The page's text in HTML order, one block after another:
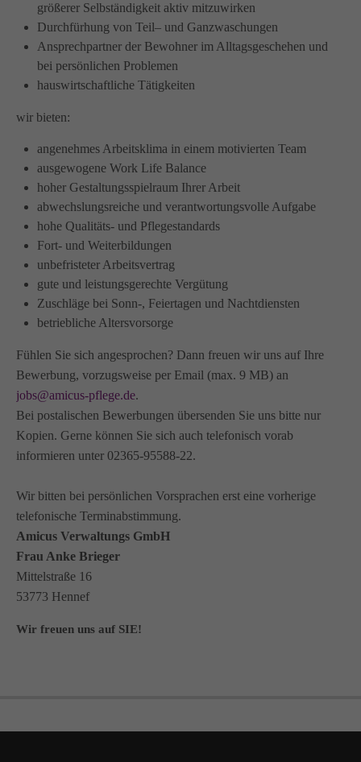
Schreiben Sie uns per Email
info@amicus-pflege.de
größerer Selbständigkeit aktiv mitzuwirken
Durchfürhung von Teil– und Ganzwaschungen
Ansprechpartner der Bewohner im Alltagsgeschehen und
bei persönlichen Problemen
hauswirtschaftliche Tätigkeiten
wir bieten:
angenehmes Arbeitsklima in einem motivierten Team
ausgewogene Work Life Balance
hoher Gestaltungsspielraum Ihrer Arbeit
abwechslungsreiche und verantwortungsvolle Aufgabe
hohe Qualitäts- und Pflegestandards
Fort- und Weiterbildungen
unbefristeter Arbeitsvertrag
gute und leistungsgerechte Vergütung
Zuschläge bei Sonn-, Feiertagen und Nachtdiensten
betriebliche Altersvorsorge
Fühlen Sie sich angesprochen? Dann freuen wir uns auf Ihre
Bewerbung, vorzugsweise per Email (max. 9 MB) an
jobs@amicus-pflege.de.
Bei postalischen Bewerbungen übersenden Sie uns bitte nur
Kopien. Gerne können Sie sich auch telefonisch vorab
informieren unter 02365-95588-22.
Wir bitten bei persönlichen Vorsprachen erst eine vorherige
telefonische Terminabstimmung.
Amicus Verwaltungs GmbH
Frau Anke Brieger
Mittelstraße 16
53773 Hennef
Wir freuen uns auf SIE!